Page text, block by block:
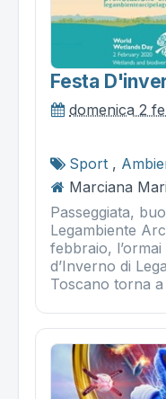
Festa
domenica 2
Sport ,
Marciana
Passeggiata,
Legambiente
febbraio,
d’Inverno di
Toscano torna